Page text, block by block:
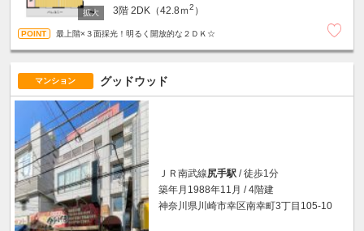
3階 2DK（42.8ｍ2 ）
最上階×３面採光！明るく開放的な２ＤＫ☆
マンション グッドウッド
ＪＲ南武線尻手駅 / 徒歩1分
築年月1988年11月 / 4階建
神奈川県川崎市幸区南幸町3丁目105-10